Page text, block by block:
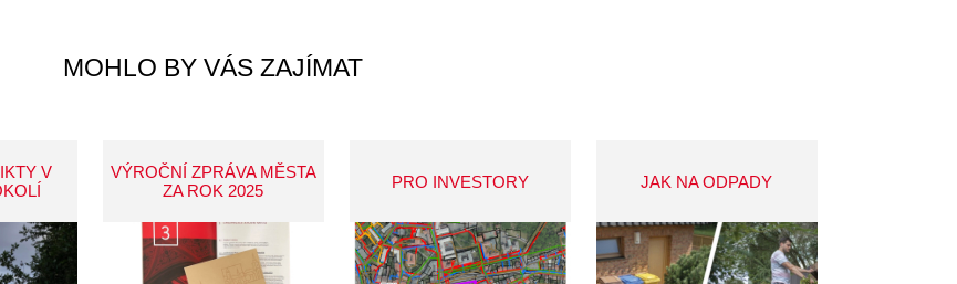
MOHLO BY VÁS ZAJÍMAT
V
VÝROČNÍ ZPRÁVA MĚSTA
ZA ROK 2025
PRO INVESTORY JAK NA ODPADY